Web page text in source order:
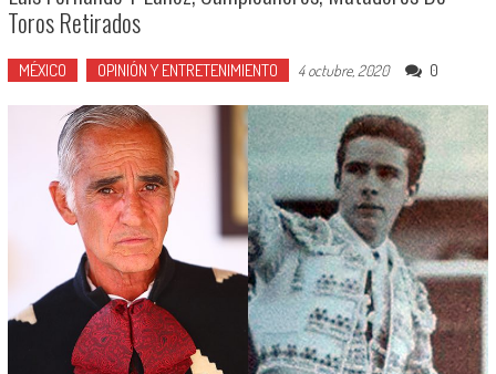
Toros Retirados
MÉXICO OPINIÓN Y ENTRETENIMIENTO 4 octubre, 2020 0